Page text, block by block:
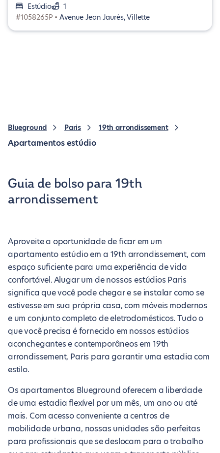
Estúdio
1
#1058265P • Avenue Jean Jaurès, Villette
Blueground Paris 19th arrondissement
Apartamentos estúdio
Guia de bolso para 19th
arrondissement
Aproveite a oportunidade de ficar em um
apartamento estúdio em a 19th arrondissement, com
espaço suficiente para uma experiência de vida
confortável. Alugar um de nossos estúdios Paris
significa que você pode chegar e se instalar como se
estivesse em sua própria casa, com móveis modernos
e um conjunto completo de eletrodomésticos. Tudo o
que você precisa é fornecido em nossos estúdios
aconchegantes e contemporâneos em 19th
arrondissement, Paris para garantir uma estadia com
estilo.
Os apartamentos Blueground oferecem a liberdade
de uma estadia flexível por um mês, um ano ou até
mais. Com acesso conveniente a centros de
mobilidade urbana, nossas unidades são perfeitas
para profissionais que se deslocam para o trabalho